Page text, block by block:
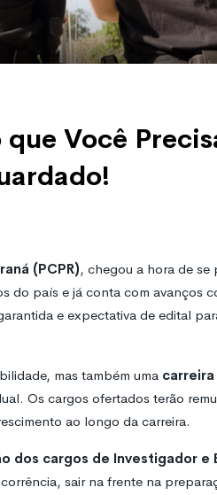
Você
(PCPR), chegou a hora de se
do país e já conta com avanços
e expectativa de edital
mas também uma
Os cargos ofertados terão
ao longo da carreira.
dos cargos de Investigador e
sair na frente na